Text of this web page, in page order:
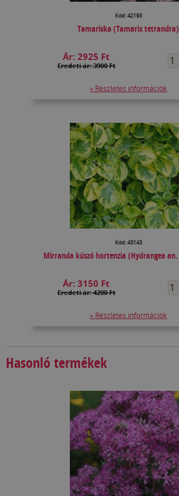
Kód: 42193
Tamariska (Tamarix tetrandra)
Ár:2925 Ft
Eredeti ár: 3900 Ft
» Részletes információk
Kód: 43143
Mirranda kúszó hortenzia (Hydrangea
Ár:3150 Ft
Eredeti ár: 4200 Ft
» Részletes információk
Hasonló termékek